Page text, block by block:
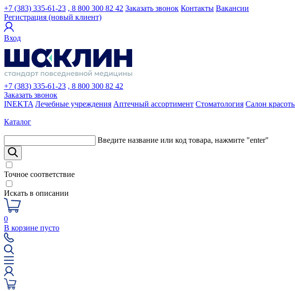
+7 (383) 335-61-23 , 8 800 300 82 42 Заказать звонок Контакты Вакансии
Регистрация (новый клиент)
Вход
+7 (383) 335-61-23 , 8 800 300 82 42
Заказать звонок
INEKTA Лечебные учреждения Аптечный ассортимент Стоматология Салон
Каталог
Введите название или код товара, нажмите "enter"
Точное соответствие
Искать в описании
0
В корзине пусто